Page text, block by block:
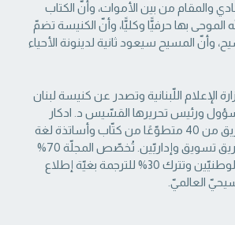
والمقام من بين الأموات، وأنّ الكتاب
بها حرفيًّا وكليًّا، وأنّ الكنيسة تضمّ
وأنّ المسيح ‏سيعود ثانية لدينونة الأحياء
الإعلام اللّبنانية وتصدر عن كنيسة لبنان
‏ورئيس تحريرها القسّيس د. ادكار
طرابلسي، ويُعاونه فريق من 40 متطوّعًا من كتّاب وأساتذة لغة
‏وإخراج ومصوّرين وفريق تسويق وإداريّين. تُخصّص المجلّة 70%
من مقالاتها للكتّاب الوطنيّين ‏وتترك 30% للترجمة بغيّة إطلاع
العالميّ.‏